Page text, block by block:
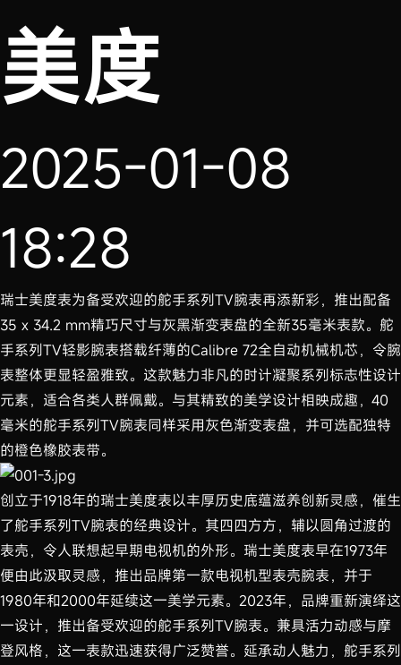
美度
2025-01-08
18:28
瑞士美度表为备受欢迎的舵手系列TV腕表再添新彩，推出配备
35 x 34.2 mm精巧尺寸与灰黑渐变表盘的全新35毫米表款。舵
手系列TV轻影腕表搭载纤薄的Calibre 72全自动机械机芯，令腕
表整体更显轻盈雅致。这款魅力非凡的时计凝聚系列标志性设计
元素，适合各类人群佩戴。与其精致的美学设计相映成趣，40
毫米的舵手系列TV腕表同样采用灰色渐变表盘，并可选配独特
的橙色橡胶表带。
创立于1918年的瑞士美度表以丰厚历史底蕴滋养创新灵感，催生
了舵手系列TV腕表的经典设计。其四四方方，辅以圆角过渡的
表壳，令人联想起早期电视机的外形。瑞士美度表早在1973年
便由此汲取灵感，推出品牌第一款电视机型表壳腕表，并于
1980年和2000年延续这一美学元素。2023年，品牌重新演绎这
一设计，推出备受欢迎的舵手系列TV腕表。兼具活力动感与摩
登风格，这一表款迅速获得广泛赞誉。延承动人魅力，舵手系列